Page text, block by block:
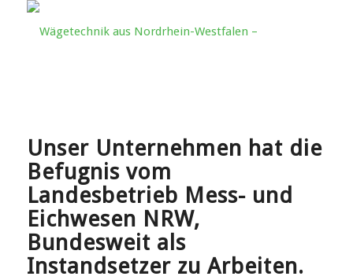
Unser Unternehmen hat die
Befugnis vom
Landesbetrieb Mess- und
Eichwesen NRW,
Bundesweit als
Instandsetzer zu Arbeiten.